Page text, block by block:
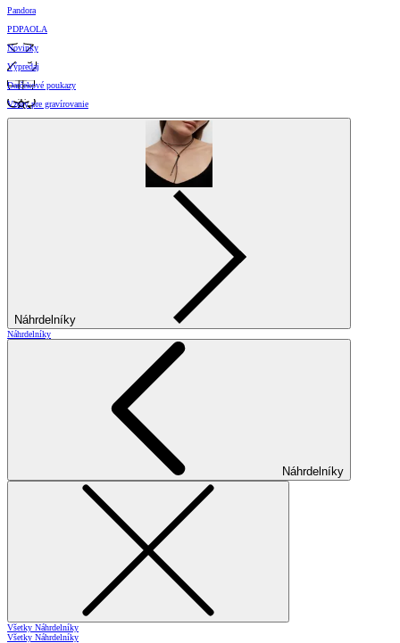
Pandora
PDPAOLA
Novinky
Výpredaj
Darčekové poukazy
Vzory pre gravírovanie
Náhrdelníky
Náhrdelníky
Náhrdelníky
Všetky Náhrdelníky
Všetky Náhrdelníky